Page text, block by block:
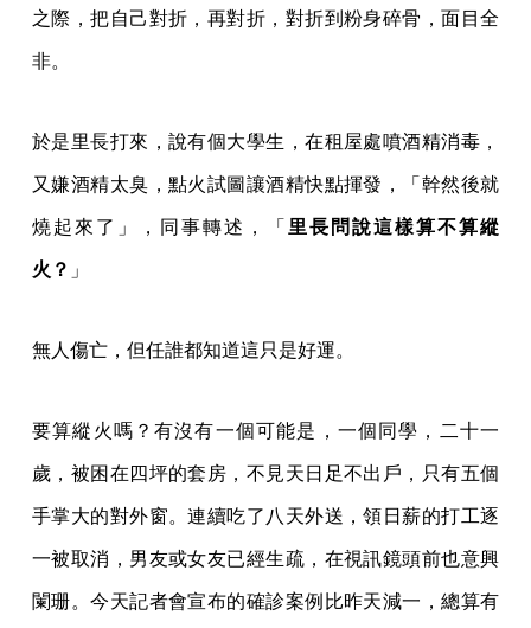
之際，把自己對折，再對折，對折到粉身碎骨，面目全
非。
於是里長打來，說有個大學生，在租屋處噴酒精消毒，
又嫌酒精太臭，點火試圖讓酒精快點揮發，「幹然後就
燒起來了」，同事轉述，「 里長問說這樣算不算縱
火？ 」
無人傷亡，但任誰都知道這只是好運。
要算縱火嗎？有沒有一個可能是，一個同學，二十一
歲，被困在四坪的套房，不見天日足不出戶，只有五個
手掌大的對外窗。連續吃了八天外送，領日薪的打工逐
一被取消，男友或女友已經生疏，在視訊鏡頭前也意興
闌珊。今天記者會宣布的確診案例比昨天減一，總算有